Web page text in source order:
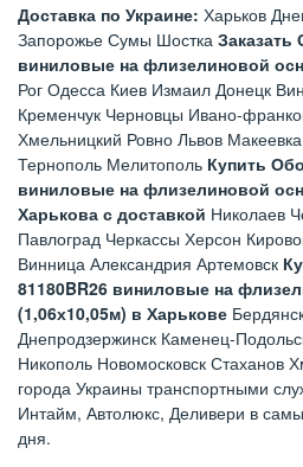
Доставка по Украине: Харьков
Запорожье Сумы Шостка Заказать
виниловые на флизелиновой
Рог Одесса Киев Измаил Донецк
Кременчук Черновцы Ивано-
Хмельницкий Ровно Львов
Тернополь Мелитополь Купить
виниловые на флизелиновой
Харькова с доставкой Николаев
Павлоград Черкассы Херсон
Винница Александрия Артемовск
81180BR26 виниловые на
(1,06х10,05м) в Харькове
Днепродзержинск Каменец-
Никополь Новомосковск Стаханов
города Украины транспортными
Интайм, Автолюкс, Деливери в
дня.